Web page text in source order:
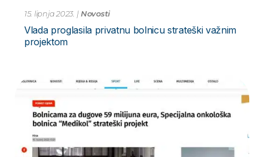
15. lipnja 2023. | Novosti
Vlada proglasila privatnu bolnicu strateški važnim
projektom